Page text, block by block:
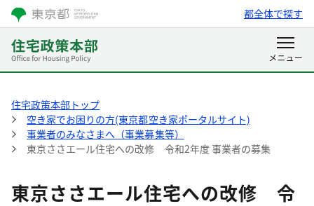
都全体で探す
住宅政策本部トップ
空き家でお困りの方(東京都空き家ポータルサイト)
事業者のみなさまへ（事業募集等）
東京ささエール住宅への改修 令和2年度 事業者の募集
東京ささエール住宅への改修 令